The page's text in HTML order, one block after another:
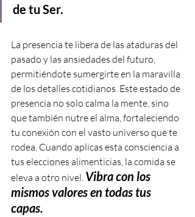
de tu Ser.
La presencia te libera de las ataduras del
pasado y las ansiedades del futuro,
permitiéndote sumergirte en la maravilla
de los detalles cotidianos. Este estado de
presencia no solo calma la mente, sino
que también nutre el alma, fortaleciendo
tu conexión con el vasto universo que te
rodea. Cuando aplicas esta consciencia a
tus elecciones alimenticias, la comida se
eleva a otro nivel. Vibra con los
mismos valores en todas tus
capas.